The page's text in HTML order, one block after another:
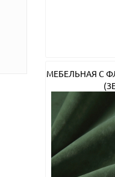
МЕБЕЛЬНАЯ С